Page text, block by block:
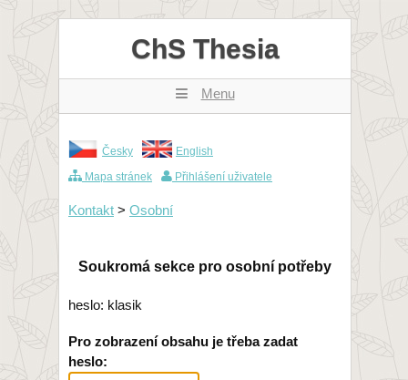
ChS Thesia
Menu
Česky
English
Mapa stránek
Přihlášení uživatele
Kontakt > Osobní
Soukromá sekce pro osobní potřeby
heslo: klasik
Pro zobrazení obsahu je třeba zadat
heslo: